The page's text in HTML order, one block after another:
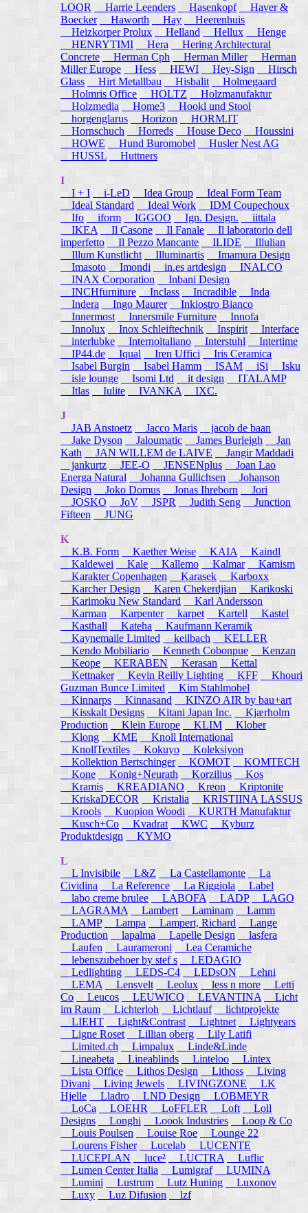
LOOR
Harrie Leenders Hasenkopf
Haver &
Boecker
Haworth Hay
Heerenhuis
Heizkorper Prolux
Helland Hellux
Henge
HENRYTIMI
Hera
Hering Architectural
Concrete
Herman Cph Herman Miller
Herman
Miller Europe
Hess HEWI Hey-Sign
Hirsch
Glass
Hirt Metallbau Hisbalit
Holmegaard
Holmris Office
HOLTZ
Holzmanufaktur
Holzmedia
Home3
Hookl und Stool
horgenglarus
Horizon
HORM.IT
Hornschuch
Horreds House Deco
Houssini
HOWE
Hund Buromobel
Husler Nest AG
HUSSL
Huttners
I
I + I
i-LeD Idea Group
Ideal Form Team
Ideal Standard
Ideal Work
IDM Coupechoux
Ifo
iform IGGOO Ign. Design.
iittala
IKEA
Il Casone Il Fanale
Il laboratorio dell
imperfetto
Il Pezzo Mancante ILIDE
Illulian
Illum Kunstlicht
Illuminartis
Imamura Design
Imasoto
Imondi in.es artdesign
INALCO
INAX Corporation
Inbani Design
INCHfurniture
Inclass Incradible
Inda
Indera
Ingo Maurer
Inkiostro Bianco
Innermost
Innersmile Furniture
Innofa
Innolux
Inox Schleiftechnik Inspirit
Interface
interlubke
Internoitaliano Interstuhl
Intertime
IP44.de
Iqual Iren Uffici
Iris Ceramica
Isabel Burgin
Isabel Hamm ISAM iSi Isku
isle lounge
Isomi Ltd it design
ITALAMP
Itlas
Iulite IVANKA IXC.
J
JAB Anstoetz
Jacco Maris
jacob de baan
Jake Dyson
Jaloumatic James Burleigh
Jan
Kath
JAN WILLEM de LAIVE
Jangir Maddadi
jankurtz JEE-O JENSENplus
Joan Lao
Energa Natural
Johanna Gullichsen
Johanson
Design
Joko Domus Jonas Ihreborn
Jori
JOSKO
JoV JSPR Judith Seng
Junction
Fifteen
JUNG
K
K.B. Form
Kaether Weise KAIA
Kaindl
Kaldewei
Kale Kallemo Kalmar
Kamism
Karakter Copenhagen
Karasek
Karboxx
Karcher Design
Karen Chekerdjian
Karikoski
Karimoku New Standard
Karl Andersson
Karman
Karpenter karpet Kartell
Kastel
Kasthall
Kateha
Kaufmann Keramik
Kaynemaile Limited keilbach
KELLER
Kendo Mobiliario
Kenneth Cobonpue
Kenzan
Keope
KERABEN Kerasan
Kettal
Kettnaker Kevin Reilly Lighting KFF
Khouri
Guzman Bunce Limited
Kim Stahlmobel
Kinnarps
Kinnasand
KINZO AIR by bau+art
Kisskalt Designs
Kitani Japan Inc.
Kjærholm
Production
Klein Europe KLIM
Klober
Klong
KME
Knoll International
KnollTextiles
Kokuyo
Koleksiyon
Kollektion Bertschinger KOMOT
KOMTECH
Kone
Konig+Neurath Korzilius
Kos
Kramis
KREADIANO Kreon
Kriptonite
KriskaDECOR
Kristalia
KRISTIINA LASSUS
Krools
Kuopion Woodi
KURTH Manufaktur
Kusch+Co
Kvadrat KWC
Kyburz
Produktdesign
KYMO
L
L Invisibile
L&Z La Castellamonte
La
Cividina
La Reference La Riggiola
Label
labo creme brulee
LABOFA LADP
LAGO
LAGRAMA
Lambert Laminam
Lamm
LAMP
Lampa Lampert, Richard
Lange
Production
lapalma Lapelle Design
lasfera
Laufen
Laurameroni
Lea Ceramiche
lebenszubehoer by stef s
LEDAGIO
Ledlighting
LEDS-C4 LEDsON
Lehni
LEMA
Lensvelt Leolux less n more
Letti
Co
Leucos LEUWICO LEVANTINA
Licht
im Raum
Lichterloh Lichtlauf lichtprojekte
LIEHT
Light&Contrast Lightnet
Lightyears
Ligne Roset
Lillian oberg
Lily Latifi
Limited.ch
Limpalux
Linde&Linde
Lineabeta
Lineablinds Linteloo
Lintex
Lista Office Lithos Design Lithoss
Living
Divani
Living Jewels LIVINGZONE
LK
Hjelle
Lladro LND Design
LOBMEYR
LoCa
LOEHR LoFFLER Loft
Loll
Designs
Longhi Loook Industries
Loop & Co
Louis Poulsen
Louise Roe
Lounge 22
Lourens Fisher
Lucelab
LUCENTE
LUCEPLAN
luce² LUCTRA
Luflic
Lumen Center Italia
Lumigraf
LUMINA
Lumini
Lustrum Lutz Huning
Luxonov
Luxy
Luz Difusion lzf